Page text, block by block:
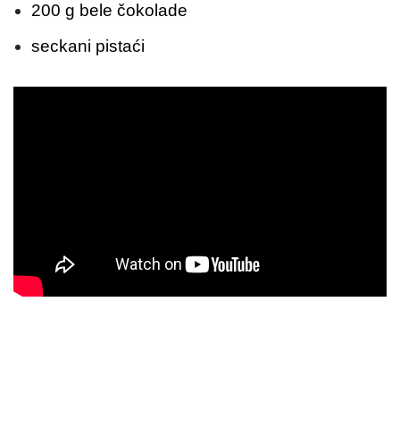
200 g bele čokolade
seckani pistaći